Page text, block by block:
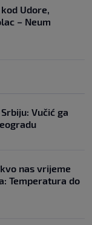
Udore,
– Neum
Vučić ga
nas vrijeme
Temperatura do